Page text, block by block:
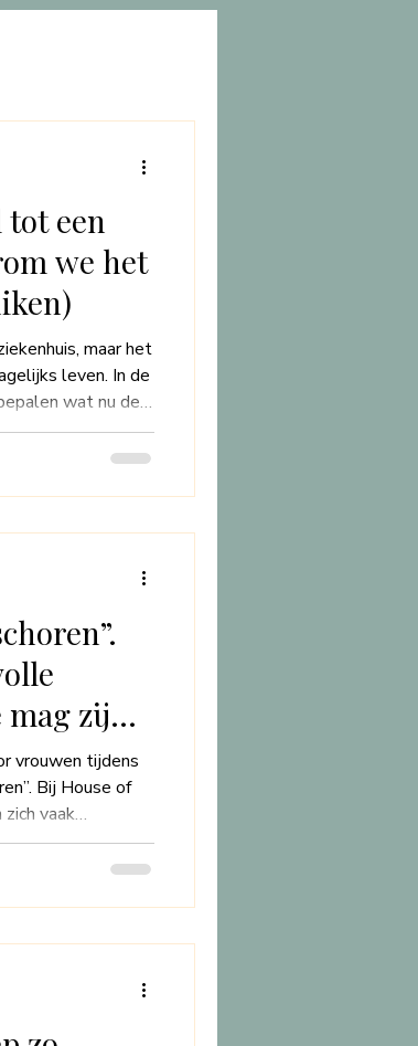
een
we het
maar het
leven. In de
wat nu de
even kan
voor je
en beleving beter
zijn
vrouwen tijdens
of
vaak
de woorden:
alsof er een
scheren voor